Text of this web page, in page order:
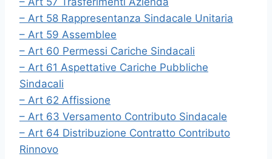
– Art 58 Rappresentanza Sindacale Unitaria
– Art 59 Assemblee
– Art 60 Permessi Cariche Sindacali
– Art 61 Aspettative Cariche Pubbliche
Sindacali
– Art 62 Affissione
– Art 63 Versamento Contributo Sindacale
– Art 64 Distribuzione Contratto Contributo
Rinnovo